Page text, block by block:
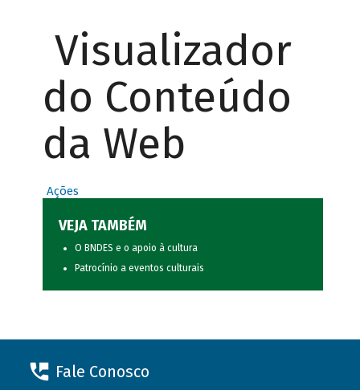
Visualizador
do Conteúdo
da Web
Ações
VEJA TAMBÉM
O BNDES e o apoio à cultura
Patrocínio a eventos culturais
Fale Conosco